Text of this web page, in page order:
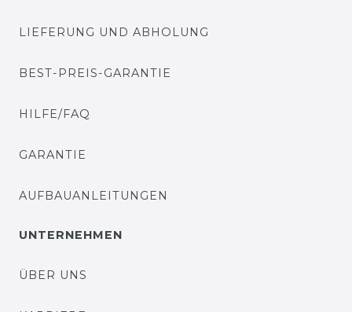
LIEFERUNG UND ABHOLUNG
BEST-PREIS-GARANTIE
HILFE/FAQ
GARANTIE
AUFBAUANLEITUNGEN
UNTERNEHMEN
ÜBER UNS